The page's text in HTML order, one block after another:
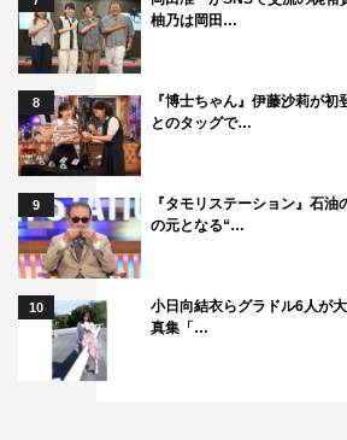
柚乃は岡田…
8
『博士ちゃん』伊藤沙莉が
とのタッグで…
9
『タモリステーション』石
の元となる“…
10
小日向結衣らグラドル6人が
真集「…